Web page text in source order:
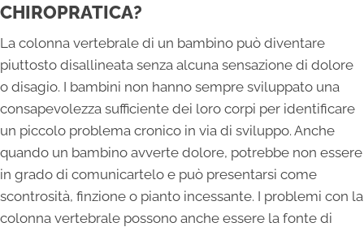
CHIROPRATICA?
La colonna vertebrale di un bambino può diventare
piuttosto disallineata senza alcuna sensazione di dolore
o disagio. I bambini non hanno sempre sviluppato una
consapevolezza sufficiente dei loro corpi per identificare
un piccolo problema cronico in via di sviluppo. Anche
quando un bambino avverte dolore, potrebbe non essere
in grado di comunicartelo e può presentarsi come
scontrosità, finzione o pianto incessante. I problemi con la
colonna vertebrale possono anche essere la fonte di